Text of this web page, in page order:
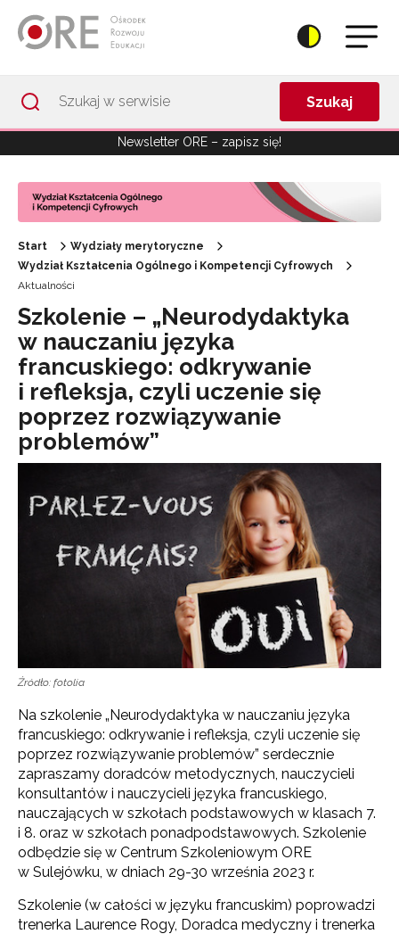
Szukaj
Newsletter ORE – zapisz się!
Start
Wydziały merytoryczne
Wydział Kształcenia Ogólnego i Kompetencji Cyfrowych
Aktualności
Szkolenie – „Neurodydaktyka
w nauczaniu języka
francuskiego: odkrywanie
i refleksja, czyli uczenie się
poprzez rozwiązywanie
problemów”
Źródło: fotolia
Na szkolenie „Neurodydaktyka w nauczaniu języka
francuskiego: odkrywanie i refleksja, czyli uczenie się
poprzez rozwiązywanie problemów” serdecznie
zapraszamy doradców metodycznych, nauczycieli
konsultantów i nauczycieli języka francuskiego,
nauczających w szkołach podstawowych w klasach 7.
i 8. oraz w szkołach ponadpodstawowych. Szkolenie
odbędzie się w Centrum Szkoleniowym ORE
w Sulejówku, w dniach 29-30 września 2023 r.
Szkolenie (w całości w języku francuskim) poprowadzi
trenerka Laurence Rogy, Doradca medyczny i trenerka